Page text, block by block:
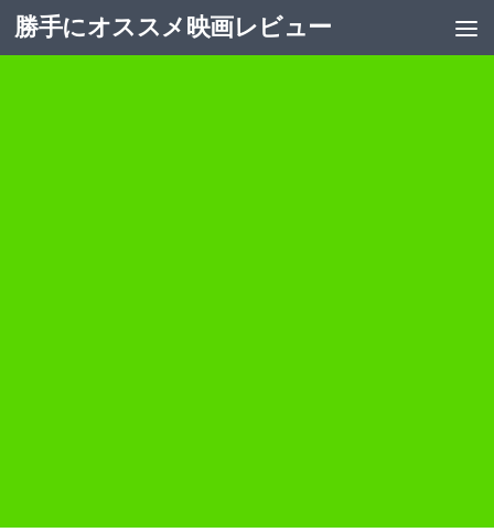
コンテンツへスキップ
勝手にオススメ映画レビュー